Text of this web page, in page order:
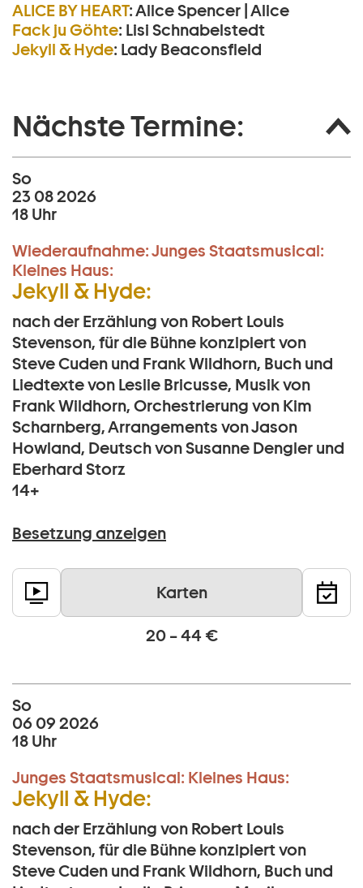
ALICE BY HEART:Alice Spencer | Alice
Fack ju Göhte: Lisi Schnabelstedt
Jekyll & Hyde: Lady Beaconsfield
Nächste Termine:
So
23 08 2026
18 Uhr
Wiederaufnahme:Junges Staatsmusical:
Kleines Haus:
Jekyll & Hyde:
nach der Erzählung von Robert Louis
Stevenson, für die Bühne konzipiert von
Steve Cuden und Frank Wildhorn, Buch und
Liedtexte von Leslie Bricusse, Musik von
Frank Wildhorn, Orchestrierung von Kim
Scharnberg, Arrangements von Jason
Howland, Deutsch von Susanne Dengler und
Eberhard Storz
14+
Besetzung anzeigen
Karten
20 – 44 €
So
06 09 2026
18 Uhr
Junges Staatsmusical: Kleines Haus:
Jekyll & Hyde:
nach der Erzählung von Robert Louis
Stevenson, für die Bühne konzipiert von
Steve Cuden und Frank Wildhorn, Buch und